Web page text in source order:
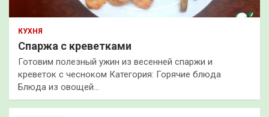
КУХНЯ
Спаржа с креветками
Готовим полезный ужин из весенней спаржи и
креветок с чесноком Категория: Горячие блюда
Блюда из овощей…